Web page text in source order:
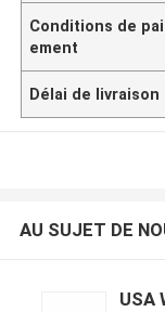
Conditions de pai
ement
Délai de livraison
AU SUJET DE
USA